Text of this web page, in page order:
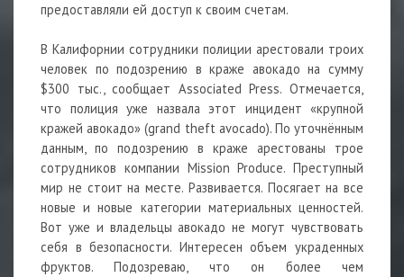
предоставляли ей доступ к своим счетам.
В Калифорнии сотрудники полиции арестовали троих
человек по подозрению в краже авокадо на сумму
$300 тыс., сообщает Associated Press. Отмечается,
что полиция уже назвала этот инцидент «крупной
кражей авокадо» (grand theft avocado). По уточнённым
данным, по подозрению в краже арестованы трое
сотрудников компании Mission Produce. Преступный
мир не стоит на месте. Развивается. Посягает на все
новые и новые категории материальных ценностей.
Вот уже и владельцы авокадо не могут чувствовать
себя в безопасности. Интересен объем украденных
фруктов. Подозреваю, что он более чем